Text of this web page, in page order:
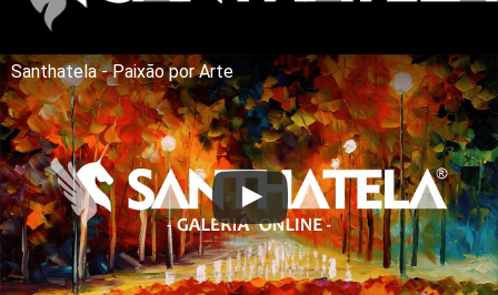
Santhatela - Paixão por Arte